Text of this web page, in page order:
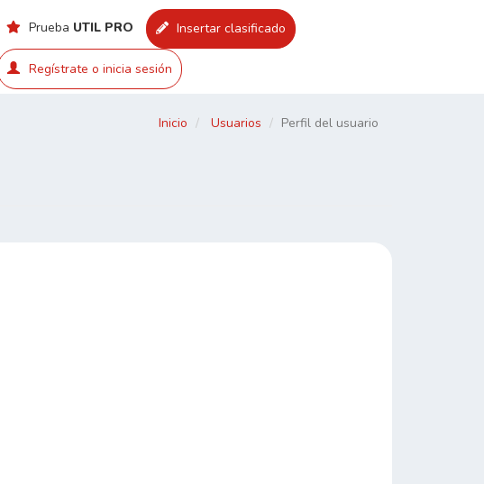
Prueba UTIL PRO Insertar clasificado
Regístrate o inicia sesión
Inicio Usuarios Perfil del usuario